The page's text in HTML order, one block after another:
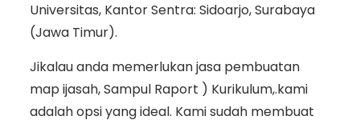
Universitas, Kantor Sentra: Sidoarjo, Surabaya
(Jawa Timur).
Jikalau anda memerlukan jasa pembuatan
map ijasah, Sampul Raport ) Kurikulum,.kami
adalah opsi yang ideal. Kami sudah membuat